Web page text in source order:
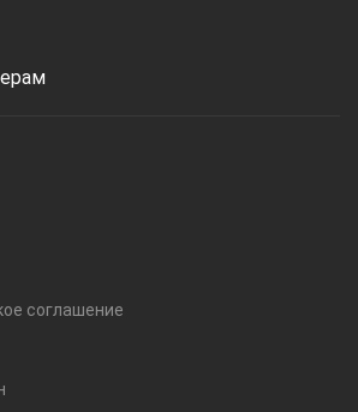
соглашение